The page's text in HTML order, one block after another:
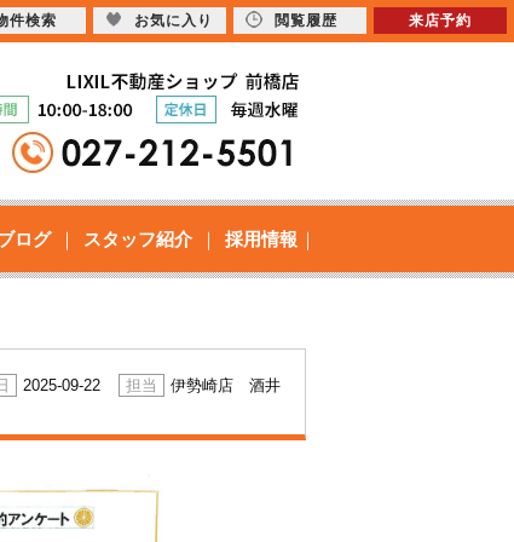
ログ スタッフ紹介 採用情報
2025-09-22 伊勢崎店 酒井
件検索 お気に入り 閲覧履歴 来店予約